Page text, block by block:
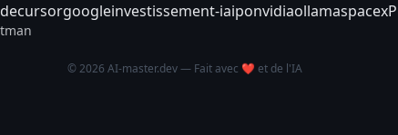
cursorgoogleinvestissement-iaiponvidiaollamaspacex
© 2026 AI-master.dev — Fait avec ❤️ et de l'IA